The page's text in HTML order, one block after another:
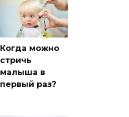
Когда можно
стричь
малыша в
первый раз?